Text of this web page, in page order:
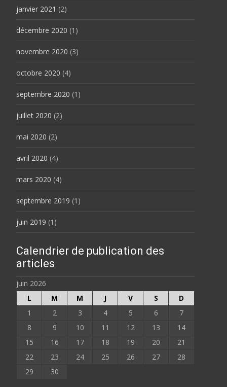
janvier 2021 (2)
décembre 2020 (1)
novembre 2020 (3)
octobre 2020 (4)
septembre 2020 (1)
juillet 2020 (2)
mai 2020 (2)
avril 2020 (4)
mars 2020 (4)
septembre 2019 (1)
juin 2019 (1)
Calendrier de publication des
articles
juin 2026
L
M M J V S
D
1
2 3 4 5 6
7
8
9 10 11 12 13
14
15
16 17 18 19 20
21
22
23 24 25 26 27
28
29
30